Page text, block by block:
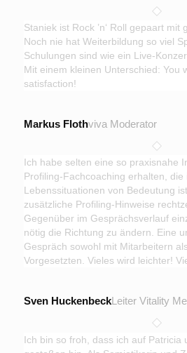
Staniek ist Rock ’n‘ Roll gepaart mit
Noch nie hat Weiterbildung so viel
Schulungen sind wie ein Live-
Mit einem kleinen Unterschied: You
satisfaction!
Markus Flothviva Moderator
Ich habe selten eine so praxisnahe
Profiling-Fachcoaching erhalten,
Lebenssituationen von Bedeutung
zusätzliche Profiling-Hinweise
Gegenüber im Gesprächsverlauf
nötig die Richtung zu ändern. Eine
Gespräch sowohl mit Mitarbeitern
Vorgesetzten. Vieles wird leichter!
Sven HuckenbeckLeiter Vitality
Ich bin so froh, dass ich auf Patricia